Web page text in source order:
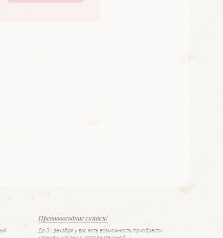
Предновогодние скидки!
До 31 декабря у вас есть возможность приобрести